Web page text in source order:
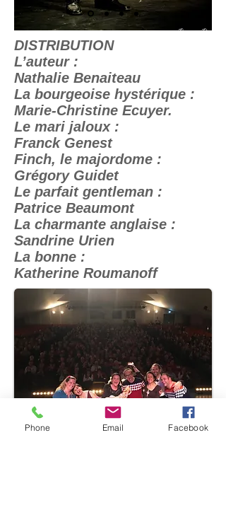
DISTRIBUTION
L’auteur :
Nathalie Benaiteau
La bourgeoise hystérique :
Marie-Christine Ecuyer.
Le mari jaloux :
Franck Genest
Finch, le majordome :
Grégory Guidet
Le parfait gentleman :
Patrice Beaumont
La charmante anglaise :
Sandrine Urien
La bonne :
Katherine Roumanoff
Phone Email Facebook